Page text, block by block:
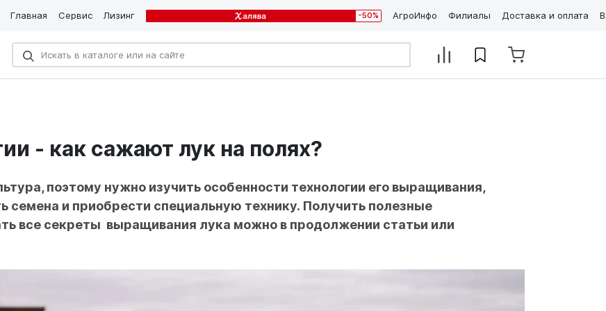
Главная Сервис Лизинг -50% АгроИнфо Филиалы Доставка и оплата
- как сажают лук на полях?
поэтому нужно изучить особенности технологии его выращивания,
семена и приобрести специальную технику. Получить полезные
все секреты выращивания лука можно в продолжении статьи или